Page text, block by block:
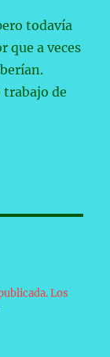
todavía
que a veces
de
Los